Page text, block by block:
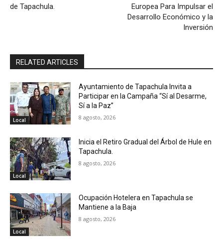
de Tapachula.
Europea Para Impulsar el
Desarrollo Económico y la
Inversión
RELATED ARTICLES
Local
Ayuntamiento de Tapachula Invita a
Participar en la Campaña “Sí al Desarme,
Sí a la Paz”
8 agosto, 2026
Local
Inicia el Retiro Gradual del Árbol de Hule en
Tapachula.
8 agosto, 2026
Local
Ocupación Hotelera en Tapachula se
Mantiene a la Baja
8 agosto, 2026